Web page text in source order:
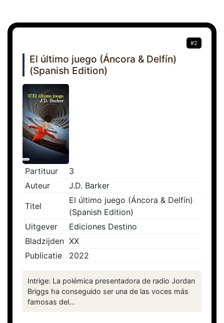
#2
El último juego (Áncora & Delfín)
(Spanish Edition)
Partituur
3
Auteur
J.D. Barker
Titel
El último juego (Áncora & Delfín)
(Spanish Edition)
Uitgever
Ediciones Destino
Bladzijden XX
Publicatie
2022
Intrige: La polémica presentadora de radio Jordan
Briggs ha conseguido ser una de las voces más
famosas del...